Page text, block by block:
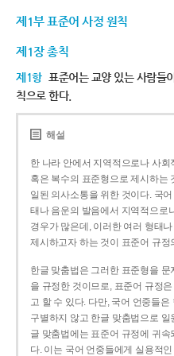
제1부 표준어 사정 원칙
제1장 총칙
제1항 표준어는 교양 있는 사람들
칙으로 한다.
해설
한 나라 안에서 지역적으로나 사
혹은 복수의 표준형으로 제시하는
일된 의사소통을 위한 것이다. 국
태나 음운의 발음에서 지역적으로
경우가 많은데, 이러한 여러 형태
제시하고자 하는 것이 표준어 규정
한글 맞춤법은 그러한 표준형을
을 규정한 것이므로, 표준어 규정
고 할 수 있다. 다만, 국어 언중들은
구별하지 않고 한글 맞춤법으로
글 맞춤법에는 표준어 규정에 귀
다. 이는 국어 언중들에게 실용적